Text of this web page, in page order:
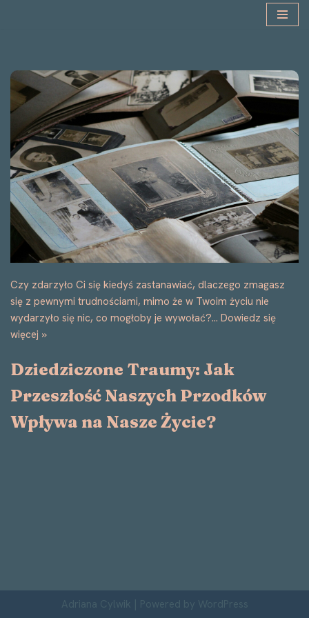
treści
Czy zdarzyło Ci się kiedyś zastanawiać, dlaczego zmagasz
się z pewnymi trudnościami, mimo że w Twoim życiu nie
wydarzyło się nic, co mogłoby je wywołać?… Dowiedz się
więcej »
Dziedziczone Traumy: Jak
Przeszłość Naszych Przodków
Wpływa na Nasze Życie?
Adriana Cylwik | Powered by WordPress